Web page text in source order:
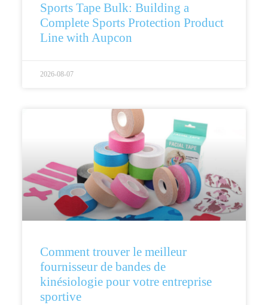
Sports Tape Bulk: Building a
Complete Sports Protection Product
Line with Aupcon
2026-08-07
Comment trouver le meilleur
fournisseur de bandes de
kinésiologie pour votre entreprise
sportive